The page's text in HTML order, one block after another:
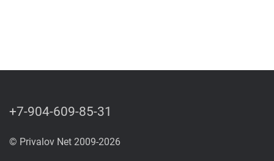
+7-904-609-85-31
© Privalov Net 2009-2026